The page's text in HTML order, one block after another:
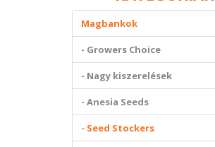
Magbankok
- Growers Choice
- Nagy kiszerelések
- Anesia Seeds
- Seed Stockers